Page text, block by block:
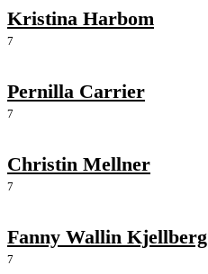
Kristina Harbom
7
Pernilla Carrier
7
Christin Mellner
7
Fanny Wallin Kjellberg
7